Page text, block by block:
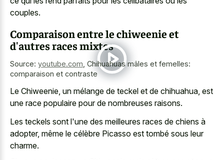
couples.
Comparaison entre le chiweenie et
d'autres races mixtes
Source: youtube.com Chihuahuas mâles et femelles:
comparaison et contraste
Le Chiweenie, un mélange de teckel et de chihuahua, est
une race populaire pour de nombreuses raisons.
Les teckels sont l'une des meilleures races de chiens à
adopter, même le célèbre Picasso est tombé sous leur
charme.